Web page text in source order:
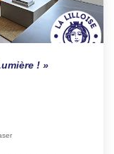
!